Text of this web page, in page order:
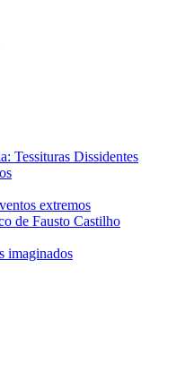
Tessituras Dissidentes
extremos
de Fausto Castilho
imaginados